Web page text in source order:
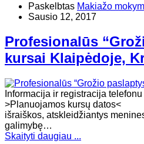
Paskelbtas Makiažo
Sausio 12, 2017
Profesionalūs
kursai Klaipėdoje,
Informacija ir registracija
>Planuojamos kursų datos<
išraiškos, atskleidžiantys
galimybę…
Skaityti daugiau ...